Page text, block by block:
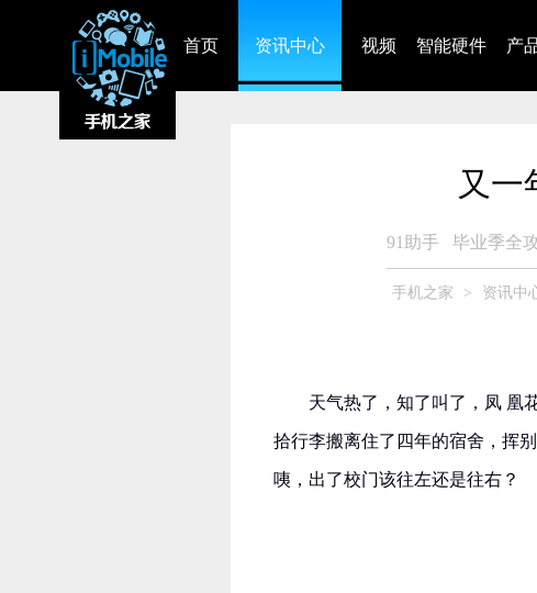
首页 资讯中心 视频 智能硬件 产
又一
91助手 毕业季全
手机之家 > 资讯中
天气热了，知了叫了，凤 凰
拾行李搬离住了四年的宿舍，挥
咦，出了校门该往左还是往右？